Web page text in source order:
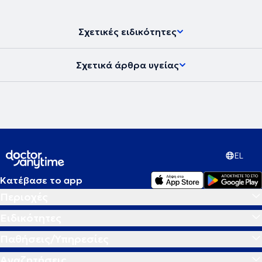
Σχετικές ειδικότητες
Σχετικά άρθρα υγείας
EL
Κατέβασε το app